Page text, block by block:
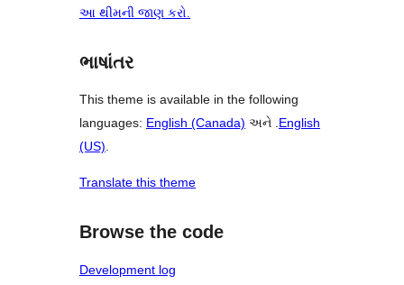
આ થીમની જાણ કરો.
ભાષાંતર
This theme is available in the following
languages: English (Canada) અને .English
(US).
Translate this theme
Browse the code
Development log